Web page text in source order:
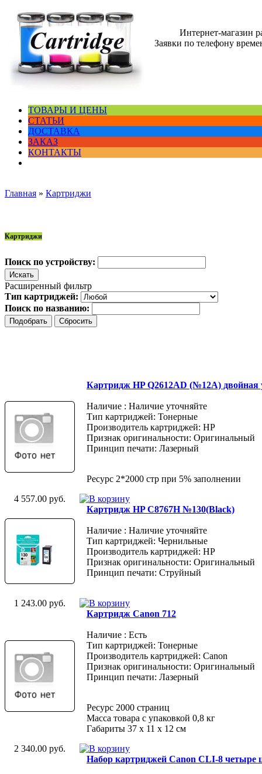
Интернет-магазин
Заявки по телефону
ТОВАРЫ И ЦЕНЫ
СТАТЬИ
ДОСТАВКА
ЗАКАЗ
КОНТАКТЫ
Главная » Картриджи
Картриджи
Поиск по устройству:
Расширенный фильтр
Тип картриджей:
Поиск по названию:
Картридж HP Q2612AD (№12A) двойная
Наличие : Наличие уточняйте
Тип картриджей: Тонерные
Производитель картриджей: HP
Признак оригинальности: Оригинальный
Принцип печати: Лазерный
Ресурс 2*2000 стр при 5% заполнении
4 557.00 руб.
Картридж HP C8767H №130(Black)
Наличие : Наличие уточняйте
Тип картриджей: Чернильные
Производитель картриджей: HP
Признак оригинальности: Оригинальный
Принцип печати: Струйный
1 243.00 руб.
Картридж Canon 712
Наличие : Есть
Тип картриджей: Тонерные
Производитель картриджей: Canon
Признак оригинальности: Оригинальный
Принцип печати: Лазерный
Ресурс 2000 страниц
Масса товара с упаковкой 0,8 кг
Габариты 37 x 11 x 12 см
2 340.00 руб.
Набор картриджей Canon CLI-8 четыре